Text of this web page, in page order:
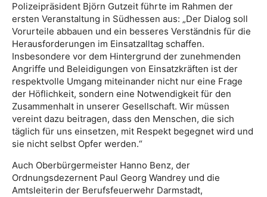
Polizeipräsident Björn Gutzeit führte im Rahmen der
ersten Veranstaltung in Südhessen aus: „Der Dialog soll
Vorurteile abbauen und ein besseres Verständnis für die
Herausforderungen im Einsatzalltag schaffen.
Insbesondere vor dem Hintergrund der zunehmenden
Angriffe und Beleidigungen von Einsatzkräften ist der
respektvolle Umgang miteinander nicht nur eine Frage
der Höflichkeit, sondern eine Notwendigkeit für den
Zusammenhalt in unserer Gesellschaft. Wir müssen
vereint dazu beitragen, dass den Menschen, die sich
täglich für uns einsetzen, mit Respekt begegnet wird und
sie nicht selbst Opfer werden.“
Auch Oberbürgermeister Hanno Benz, der
Ordnungsdezernent Paul Georg Wandrey und die
Amtsleiterin der Berufsfeuerwehr Darmstadt,